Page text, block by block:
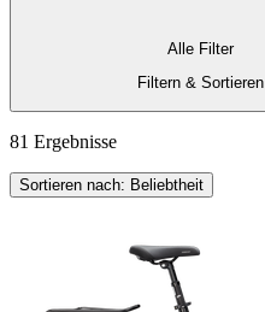
Alle Filter
Filtern & Sortieren
81 Ergebnisse
Sortieren nach: Beliebtheit